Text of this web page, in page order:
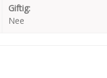
Giftig:
Nee